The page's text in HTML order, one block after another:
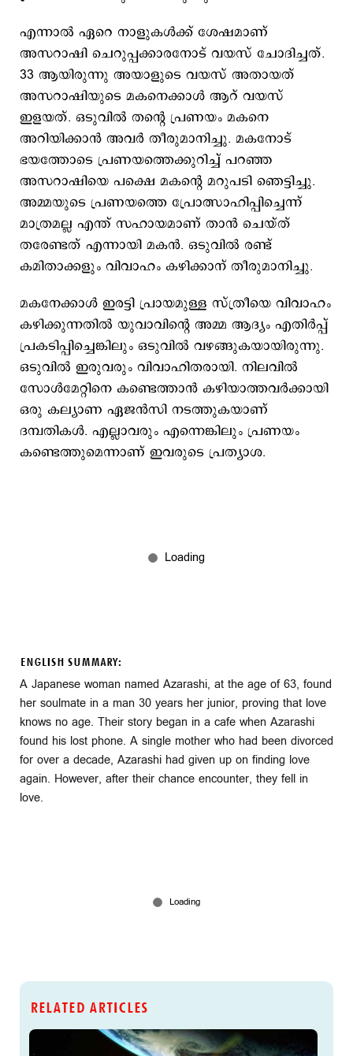
എന്നാല്‍ ഏറെ നാളുകള്‍ക്ക് ശേഷമാണ്
അസറാഷി ചെറുപ്പക്കാരനോട് വയസ് ചോദിച്ചത്.
33 ആയിരുന്നു അയാളുടെ വയസ് അതായത്
അസറാഷിയുടെ മകനെക്കാള്‍ ആറ് വയസ്
ഇളയത്. ഒടുവില്‍ തന്‍റെ പ്രണയം മകനെ
അറിയിക്കാന്‍ അവര്‍ തീരുമാനിച്ചു. മകനോട്
ഭയത്തോടെ പ്രണയത്തെക്കുറിച്ച് പറഞ്ഞ
അസറാഷിയെ പക്ഷെ മകന്‍റെ മറുപടി ഞെട്ടിച്ചു.
അമ്മയുടെ പ്രണയത്തെ പ്രോത്സാഹിപ്പിച്ചെന്ന്
മാത്രമല്ല എന്ത് സഹായമാണ് താന്‍ ചെയ്ത്
തരേണ്ടത് എന്നായി മകന്‍. ഒടുവില്‍ രണ്ട്
കമിതാക്കളും വിവാഹം കഴിക്കാന‍് തീരുമാനിച്ചു.
മകനേക്കാള്‍ ഇരട്ടി പ്രായമുള്ള സ്ത്രീയെ വിവാഹം
കഴിക്കുന്നതില്‍ യുവാവിന്‍റെ അമ്മ ആദ്യം എതിര്‍പ്പ്
പ്രകടിപ്പിച്ചെങ്കിലും ഒടുവില്‍ വഴങ്ങുകയായിരുന്നു.
ഒടുവില്‍ ഇരുവരും വിവാഹിതരായി. നിലവില്‍
സോള്‍മേറ്റിനെ കണ്ടെത്താന്‍ കഴിയാത്തവര്‍ക്കായി
ഒരു കല്യാണ ഏജന്‍സി നടത്തുകയാണ്
ദമ്പതികള്‍. എല്ലാവരും എന്നെങ്കിലും പ്രണയം
കണ്ടെത്തുമെന്നാണ് ഇവരുടെ പ്രത്യാശ.
ENGLISH SUMMARY:
A Japanese woman named Azarashi, at the age of 63, found
her soulmate in a man 30 years her junior, proving that love
knows no age. Their story began in a cafe when Azarashi
found his lost phone. A single mother who had been divorced
for over a decade, Azarashi had given up on finding love
again. However, after their chance encounter, they fell in
love.
RELATED ARTICLES